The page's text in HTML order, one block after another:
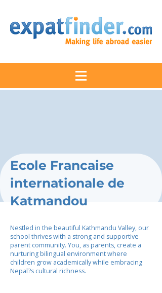
Ecole Francaise
internationale de
Katmandou
Nestled in the beautiful Kathmandu Valley, our
school thrives with a strong and supportive
parent community. You, as parents, create a
nurturing bilingual environment where
children grow academically while embracing
Nepal?s cultural richness.